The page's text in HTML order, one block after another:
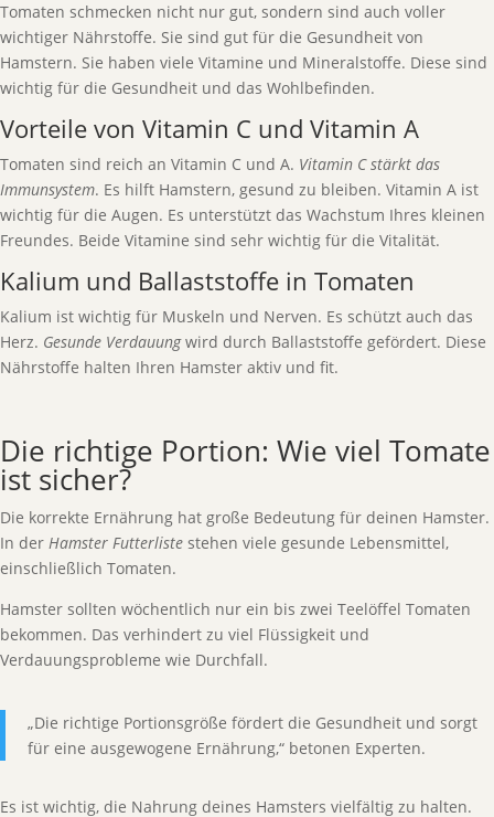
Tomaten schmecken nicht nur gut, sondern sind auch voller
wichtiger Nährstoffe. Sie sind gut für die Gesundheit von
Hamstern. Sie haben viele Vitamine und Mineralstoffe. Diese sind
wichtig für die Gesundheit und das Wohlbefinden.
Vorteile von Vitamin C und Vitamin A
Tomaten sind reich an Vitamin C und A. Vitamin C stärkt das
Immunsystem. Es hilft Hamstern, gesund zu bleiben. Vitamin A ist
wichtig für die Augen. Es unterstützt das Wachstum Ihres kleinen
Freundes. Beide Vitamine sind sehr wichtig für die Vitalität.
Kalium und Ballaststoffe in Tomaten
Kalium ist wichtig für Muskeln und Nerven. Es schützt auch das
Herz. Gesunde Verdauungwird durch Ballaststoffe gefördert. Diese
Nährstoffe halten Ihren Hamster aktiv und fit.
Die richtige Portion: Wie viel Tomate
ist sicher?
Die korrekte Ernährung hat große Bedeutung für deinen Hamster.
In der Hamster Futterliste stehen viele gesunde Lebensmittel,
einschließlich Tomaten.
Hamster sollten wöchentlich nur ein bis zwei Teelöffel Tomaten
bekommen. Das verhindert zu viel Flüssigkeit und
Verdauungsprobleme wie Durchfall.
„Die richtige Portionsgröße fördert die Gesundheit und sorgt
für eine ausgewogene Ernährung,“ betonen Experten.
Es ist wichtig, die Nahrung deines Hamsters vielfältig zu halten.